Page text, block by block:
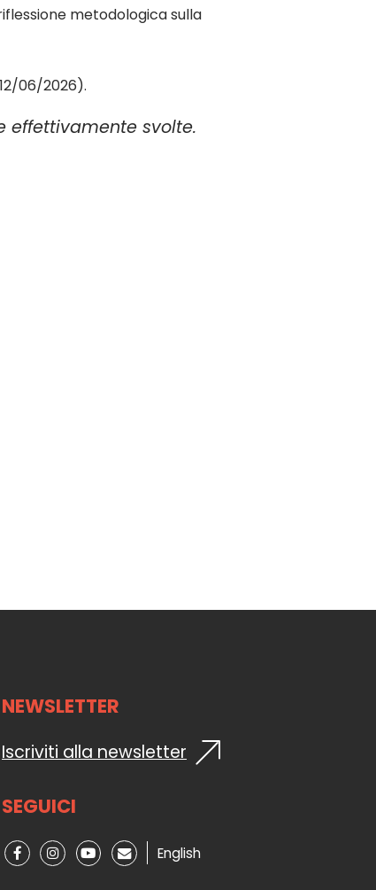
metodologica sulla
06/2026).
effettivamente svolte.
NEWSLETTER
Iscriviti alla newsletter
SEGUICI
English